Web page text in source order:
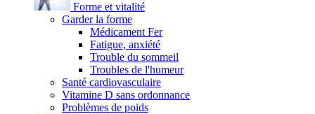
Forme et vitalité
Garder la forme
Médicament Fer
Fatigue, anxiété
Trouble du sommeil
Troubles de l'humeur
Santé cardiovasculaire
Vitamine D sans ordonnance
Problèmes de poids